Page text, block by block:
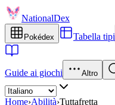
NationalDex
Pokédex Tabella tipi
Guide ai giochi Altro
Home›Abilità›Tuttafretta